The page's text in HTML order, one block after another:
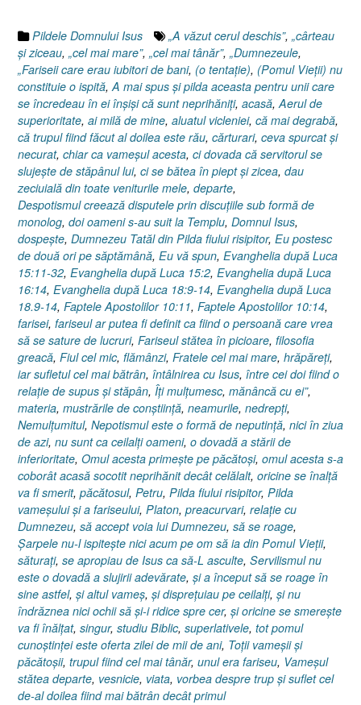
vameşului
şi
a
fariseului”
Pildele Domnului Isus „A văzut cerul deschis”, „cârteau
şi ziceau, „cel mai mare”, „cel mai tânăr”, „Dumnezeule,
„Fariseii care erau iubitori de bani, (o tentaţie), (Pomul Vieţii) nu
constituie o ispită,A mai spus şi pilda aceasta pentru unii care
se încredeau în ei înşişi că sunt neprihăniţi, acasă,Aerul de
superioritate, ai milă de mine, aluatul vicleniei, că mai degrabă,
că trupul fiind făcut al doilea este rău, cărturari, ceva spurcat şi
necurat, chiar ca vameşul acesta, ci dovada că servitorul se
slujeşte de stăpânul lui, ci se bătea în piept şi zicea, dau
zeciuială din toate veniturile mele, departe,
Despotismul creează disputele prin discuţiile sub formă de
monolog, doi oameni s-au suit la Templu, Domnul Isus,
dospeşte, Dumnezeu Tatăl din Pilda fiului risipitor, Eu postesc
de două ori pe săptămână, Eu vă spun, Evanghelia după Luca
15:11-32, Evanghelia după Luca 15:2, Evanghelia după Luca
16:14, Evanghelia după Luca 18:9-14, Evanghelia după Luca
18.9-14, Faptele Apostolilor 10:11, Faptele Apostolilor 10:14,
farisei, fariseul ar putea fi definit ca fiind o persoană care vrea
să se sature de lucruri, Fariseul stătea în picioare, filosofia
greacă, Fiul cel mic, flămânzi, Fratele cel mai mare, hrăpăreţi,
iar sufletul cel mai bătrân, întâlnirea cu Isus, între cei doi fiind o
relaţie de supus şi stăpân, Îţi mulţumesc, mănâncă cu ei”,
materia, mustrările de conştiinţă, neamurile, nedrepţi,
Nemulţumitul, Nepotismul este o formă de neputinţă, nici în ziua
de azi, nu sunt ca ceilalţi oameni, o dovadă a stării de
inferioritate, Omul acesta primeşte pe păcătoşi, omul acesta s-a
coborât acasă socotit neprihănit decât celălalt, oricine se înalţă
va fi smerit, păcătosul, Petru, Pilda fiului risipitor, Pilda
vameşului şi a fariseului, Platon, preacurvari, relaţie cu
Dumnezeu, să accept voia lui Dumnezeu, să se roage,
Şarpele nu-l ispiteşte nici acum pe om să ia din Pomul Vieţii,
săturaţi, se apropiau de Isus ca să-L asculte, Servilismul nu
este o dovadă a slujirii adevărate, şi a început să se roage în
sine astfel, şi altul vameş, şi dispreţuiau pe ceilalţi, şi nu
îndrăznea nici ochii să şi-i ridice spre cer, şi oricine se smereşte
va fi înălţat, singur, studiu Biblic, superlativele, tot pomul
cunoştinţei este oferta zilei de mii de ani, Toţii vameşii şi
păcătoşii, trupul fiind cel mai tânăr, unul era fariseu, Vameşul
stătea departe, vesnicie, viata, vorbea despre trup şi suflet cel
de-al doilea fiind mai bătrân decât primul